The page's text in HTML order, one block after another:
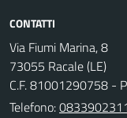
CONTATTI
Via Fiumi Marina, 8
73055 Racale (LE)
C.F. 81001290758 -
Telefono:0833902311